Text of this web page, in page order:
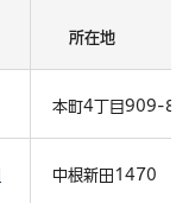
所在地
本町4丁目909-8
中根新田1470